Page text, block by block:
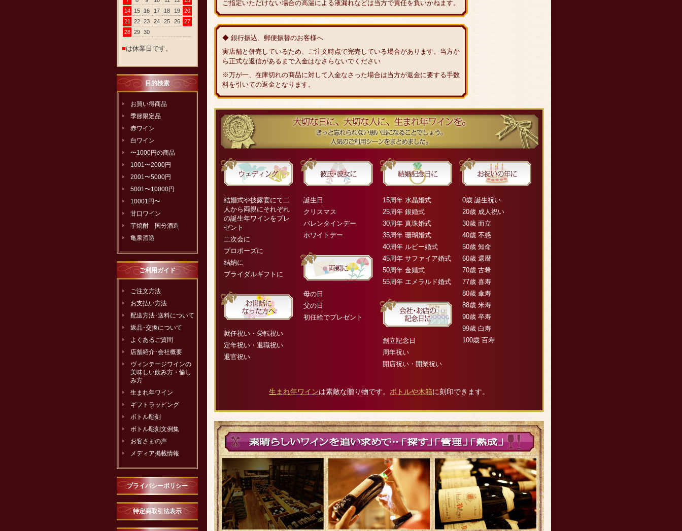
14
15 16 17 18 19
20
21
22 23 24 25 26
27
28
29 30
■は休業日です。
目的検索
お買い得商品
季節限定品
赤ワイン
白ワイン
〜1000円の商品
1001〜2000円
2001〜5000円
5001〜10000円
10001円〜
甘口ワイン
芋焼酎 国分酒造
亀泉酒造
ご利用ガイド
ご注文方法
お支払い方法
配送方法･送料について
返品･交換について
よくあるご質問
店舗紹介･会社概要
ヴィンテージワインの
美味しい飲み方・愉し
み方
生まれ年ワイン
ギフトラッピング
ボトル彫刻
ボトル彫刻文例集
お客さまの声
メディア掲載情報
プライバシーポリシー
特定商取引法表示
ご指定いただけない場合の高温による液漏れなどは当方で責任を負いかねます。
◆ 銀行振込、郵便振替のお客様へ
実店舗と併売しているため、ご注文時点で完売している場合があります。当方か
ら正式な返信があるまで入金はなさらないでください
※万が一、在庫切れの商品に対して入金なさった場合は当方が返金に要する手数
料を引いての返金となります。
結婚式や披露宴にて二
人から両親にそれぞれ
の誕生年ワインをプレ
ゼント
二次会に
プロポーズに
結納に
ブライダルギフトに
就任祝い・栄転祝い
定年祝い・退職祝い
退官祝い
誕生日
クリスマス
バレンタインデー
ホワイトデー
母の日
父の日
初任給でプレゼント
15周年 水晶婚式
25周年 銀婚式
30周年 真珠婚式
35周年 珊瑚婚式
40周年 ルビー婚式
45周年 サファイア婚式
50周年 金婚式
55周年 エメラルド婚式
創立記念日
周年祝い
開店祝い・開業祝い
0歳 誕生祝い
20歳 成人祝い
30歳 而立
40歳 不惑
50歳 知命
60歳 還暦
70歳 古希
77歳 喜寿
80歳 傘寿
88歳 米寿
90歳 卒寿
99歳 白寿
100歳 百寿
生まれ年ワインは素敵な贈り物です。 ボトルや木箱に刻印できます。